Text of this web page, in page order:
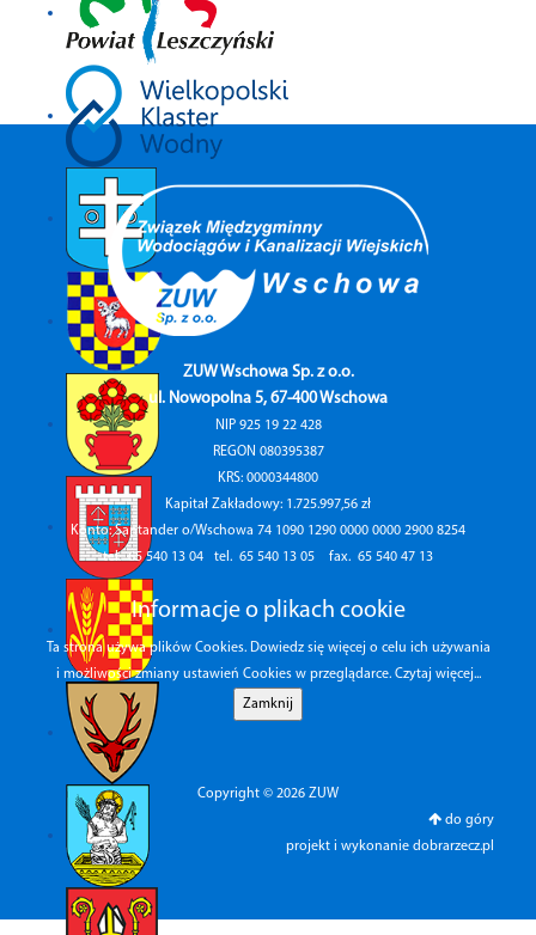
ZUW Wschowa Sp. z o.o.
ul. Nowopolna 5, 67-400 Wschowa
NIP 925 19 22 428
REGON 080395387
KRS: 0000344800
Kapitał Zakładowy: 1.725.997,56 zł
Konto: Santander o/Wschowa 74 1090 1290 0000 0000 2900 8254
tel.65 540 13 04 tel. 65 540 13 05 fax. 65 540 47 13
Informacje o plikach cookie
Ta strona używa plików Cookies. Dowiedz się więcej o celu ich używania
i możliwości zmiany ustawień Cookies w przeglądarce. Czytaj więcej...
Copyright © 2026 ZUW
do góry
projekt i wykonanie dobrarzecz.pl